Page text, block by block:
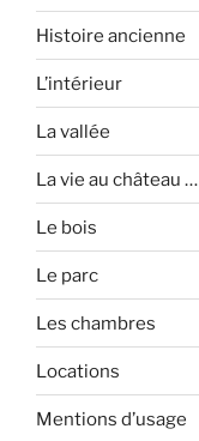
Histoire ancienne
L’intérieur
La vallée
La vie au château …
Le bois
Le parc
Les chambres
Locations
Mentions d’usage